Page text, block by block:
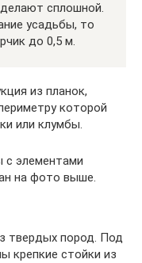
сплошной.
усадьбы, то
до 0,5 м.
из планок,
которой
или клумбы.
с элементами
на фото выше.
твердых пород. Под
крепкие стойки из